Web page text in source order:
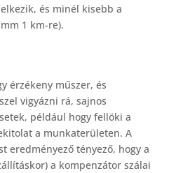
és minél kisebb a
1 km-re).
érzékeny műszer, és
vigyázni rá, sajnos
például hogy fellöki a
a munkaterületen. A
eredményező tényező, hogy a
a kompenzátor szálai